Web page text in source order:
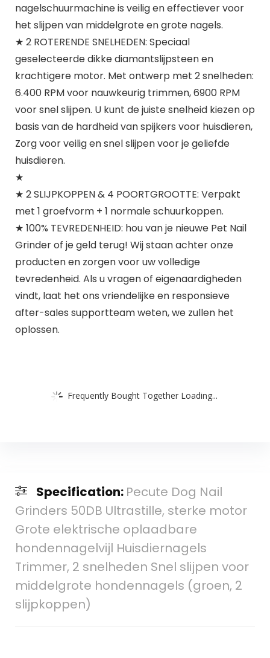
nagelschuurmachine is veilig en effectiever voor
het slijpen van middelgrote en grote nagels.
★ 2 ROTERENDE SNELHEDEN: Speciaal
geselecteerde dikke diamantslijpsteen en
krachtigere motor. Met ontwerp met 2 snelheden:
6.400 RPM voor nauwkeurig trimmen, 6900 RPM
voor snel slijpen. U kunt de juiste snelheid kiezen op
basis van de hardheid van spijkers voor huisdieren,
Zorg voor veilig en snel slijpen voor je geliefde
huisdieren.
★
★ 2 SLIJPKOPPEN & 4 POORTGROOTTE: Verpakt
met 1 groefvorm + 1 normale schuurkoppen.
★ 100% TEVREDENHEID: hou van je nieuwe Pet Nail
Grinder of je geld terug! Wij staan ​​achter onze
producten en zorgen voor uw volledige
tevredenheid. Als u vragen of eigenaardigheden
vindt, laat het ons vriendelijke en responsieve
after-sales supportteam weten, we zullen het
oplossen.
Frequently Bought Together Loading...
Specification: Pecute Dog Nail
Grinders 50DB Ultrastille, sterke motor
Grote elektrische oplaadbare
hondennagelvijl Huisdiernagels
Trimmer, 2 snelheden Snel slijpen voor
middelgrote hondennagels (groen, 2
slijpkoppen)